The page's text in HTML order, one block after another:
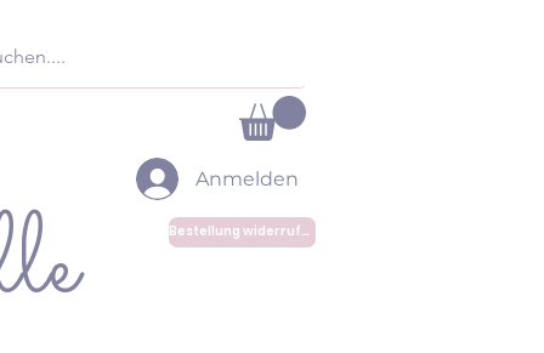
Anmelden
Bestellung widerrufen